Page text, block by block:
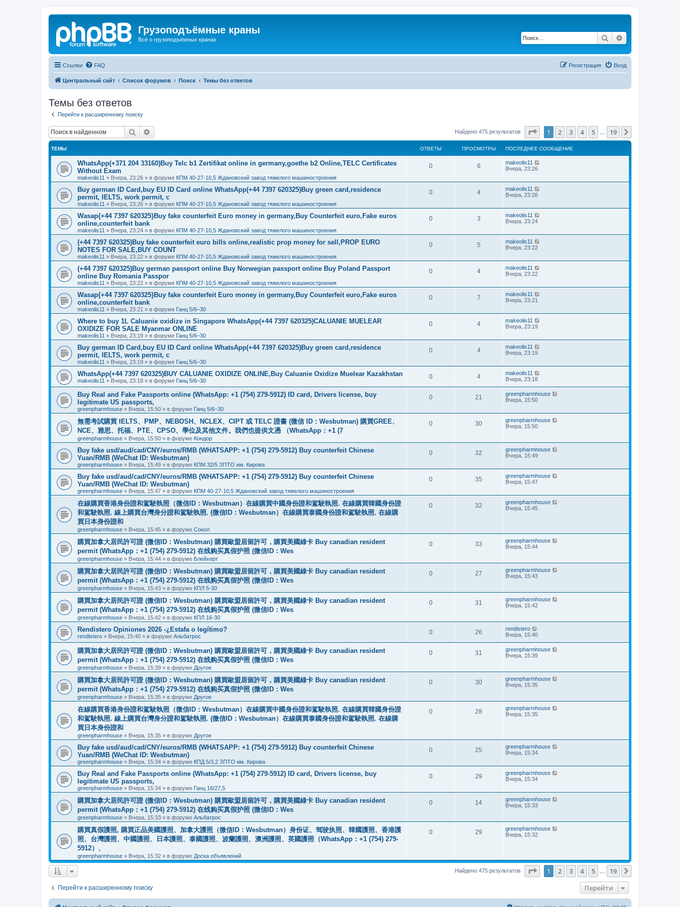
Грузоподъёмные краны
Всё о грузоподъёмных кранах Поиск
Ссылки FAQ Вход
Регистрация
Центральный сайт Список форумов Поиск Темы без ответов
Темы без ответов
Перейти к расширенному поиску
Поиск Найдено 475 результатов Страница1 из 19
1 2 3 4 5 19
ТЕМЫ ОТВЕТЫ ПРОСМОТРЫ ПОСЛЕДНЕЕ СООБЩЕНИЕ
WhatsApp(+371 204 33160)Buy Telc b1 Zertifikat online in germany,goethe b2 Online,TELC Certificates
Without Exam
makeolis11 » Вчера, 23:26 » в форуме КПМ 40-27-10,5 Ждановский завод тяжелого машиностроения
0 6
makeolis11
Вчера, 23:26
Buy german ID Card,buy EU ID Card online WhatsApp(+44 7397 620325)Buy green card,residence
permit, IELTS, work permit, c
makeolis11 » Вчера, 23:26 » в форуме КПМ 40-27-10,5 Ждановский завод тяжелого машиностроения
0 4
makeolis11
Вчера, 23:26
Wasap{+44 7397 620325}Buy fake counterfeit Euro money in germany,Buy Counterfeit euro,Fake euros
online,counterfeit bank
makeolis11 » Вчера, 23:24 » в форуме КПМ 40-27-10,5 Ждановский завод тяжелого машиностроения
0 3
makeolis11
Вчера, 23:24
(+44 7397 620325)Buy fake counterfeit euro bills online,realistic prop money for sell,PROP EURO
NOTES FOR SALE,BUY COUNT
makeolis11 » Вчера, 23:22 » в форуме КПМ 40-27-10,5 Ждановский завод тяжелого машиностроения
0 5
makeolis11
Вчера, 23:22
(+44 7397 620325)Buy german passport online Buy Norwegian passport online Buy Poland Passport
online Buy Romania Passpor
makeolis11 » Вчера, 23:22 » в форуме КПМ 40-27-10,5 Ждановский завод тяжелого машиностроения
0 4
makeolis11
Вчера, 23:22
Wasap{+44 7397 620325}Buy fake counterfeit Euro money in germany,Buy Counterfeit euro,Fake euros
online,counterfeit bank
makeolis11 » Вчера, 23:21 » в форуме Ганц 5/6–30
0 7
makeolis11
Вчера, 23:21
Where to buy 1L Caluanie oxidize in Singapore WhatsApp(+44 7397 620325)CALUANIE MUELEAR
OXIDIZE FOR SALE Myanmar ONLINE
makeolis11 » Вчера, 23:19 » в форуме Ганц 5/6–30
0 4
makeolis11
Вчера, 23:19
Buy german ID Card,buy EU ID Card online WhatsApp(+44 7397 620325)Buy green card,residence
permit, IELTS, work permit, c
makeolis11 » Вчера, 23:19 » в форуме Ганц 5/6–30
0 4
makeolis11
Вчера, 23:19
WhatsApp(+44 7397 620325)BUY CALUANIE OXIDIZE ONLINE,Buy Caluanie Oxidize Muelear Kazakhstan
makeolis11 » Вчера, 23:18 » в форуме Ганц 5/6–30
0 4
makeolis11
Вчера, 23:18
Buy Real and Fake Passports online (WhatsApp: +1 (754) 279-5912) ID card, Drivers license, buy
legitimate US passports,
greenpharmhouse » Вчера, 15:50 » в форуме Ганц 5/6–30
0 21
greenpharmhouse
Вчера, 15:50
無需考試購買 IELTS、PMP、NEBOSH、NCLEX、CIPT 或 TELC 證書 (微信 ID：Wesbutman) 購買GREE、
NCE、雅思、托福、PTE、CPSO、學位及其他文件。我們也提供文憑 （WhatsApp：+1 (7
greenpharmhouse » Вчера, 15:50 » в форуме Кондор
0 30
greenpharmhouse
Вчера, 15:50
Buy fake usd/aud/cad/CNY/euros/RMB (WHATSAPP: +1 (754) 279-5912) Buy counterfeit Chinese
Yuan/RMB (WeChat ID: Wesbutman)
greenpharmhouse » Вчера, 15:49 » в форуме КПМ 32/5 ЗПТО им. Кирова
0 32
greenpharmhouse
Вчера, 15:49
Buy fake usd/aud/cad/CNY/euros/RMB (WHATSAPP: +1 (754) 279-5912) Buy counterfeit Chinese
Yuan/RMB (WeChat ID: Wesbutman)
greenpharmhouse » Вчера, 15:47 » в форуме КПМ 40-27-10,5 Ждановский завод тяжелого машиностроения
0 35
greenpharmhouse
Вчера, 15:47
在線購買香港身份證和駕駛執照（微信ID：Wesbutman）在線購買中國身份證和駕駛執照. 在線購買韓國身份證
和駕駛執照. 線上購買台灣身分證和駕駛執照. (微信ID：Wesbutman）在線購買泰國身份證和駕駛執照. 在線購
買日本身份證和
greenpharmhouse » Вчера, 15:45 » в форуме Сокол
0 32
greenpharmhouse
Вчера, 15:45
購買加拿大居民許可證 (微信ID：Wesbutman) 購買歐盟居留許可，購買美國綠卡 Buy canadian resident
permit (WhatsApp：+1 (754) 279-5912) 在线购买真假护照 (微信ID：Wes
greenpharmhouse » Вчера, 15:44 » в форуме Блейхерт
0 33
greenpharmhouse
Вчера, 15:44
購買加拿大居民許可證 (微信ID：Wesbutman) 購買歐盟居留許可，購買美國綠卡 Buy canadian resident
permit (WhatsApp：+1 (754) 279-5912) 在线购买真假护照 (微信ID：Wes
greenpharmhouse » Вчера, 15:43 » в форуме КПЛ 5-30
0 27
greenpharmhouse
Вчера, 15:43
購買加拿大居民許可證 (微信ID：Wesbutman) 購買歐盟居留許可，購買美國綠卡 Buy canadian resident
permit (WhatsApp：+1 (754) 279-5912) 在线购买真假护照 (微信ID：Wes
greenpharmhouse » Вчера, 15:42 » в форуме КПЛ 16-30
0 31
greenpharmhouse
Вчера, 15:42
Rendistero Opiniones 2026 -¿Estafa o legítimo?
rendistero » Вчера, 15:40 » в форуме Альбатрос
0 26
rendistero
Вчера, 15:40
購買加拿大居民許可證 (微信ID：Wesbutman) 購買歐盟居留許可，購買美國綠卡 Buy canadian resident
permit (WhatsApp：+1 (754) 279-5912) 在线购买真假护照 (微信ID：Wes
greenpharmhouse » Вчера, 15:39 » в форуме Другое
0 31
greenpharmhouse
Вчера, 15:39
購買加拿大居民許可證 (微信ID：Wesbutman) 購買歐盟居留許可，購買美國綠卡 Buy canadian resident
permit (WhatsApp：+1 (754) 279-5912) 在线购买真假护照 (微信ID：Wes
greenpharmhouse » Вчера, 15:35 » в форуме Другое
0 30
greenpharmhouse
Вчера, 15:35
在線購買香港身份證和駕駛執照（微信ID：Wesbutman）在線購買中國身份證和駕駛執照. 在線購買韓國身份證
和駕駛執照. 線上購買台灣身分證和駕駛執照. (微信ID：Wesbutman）在線購買泰國身份證和駕駛執照. 在線購
買日本身份證和
greenpharmhouse » Вчера, 15:35 » в форуме Другое
0 28
greenpharmhouse
Вчера, 15:35
Buy fake usd/aud/cad/CNY/euros/RMB (WHATSAPP: +1 (754) 279-5912) Buy counterfeit Chinese
Yuan/RMB (WeChat ID: Wesbutman)
greenpharmhouse » Вчера, 15:34 » в форуме КПД 5/3,2 ЗПТО им. Кирова
0 25
greenpharmhouse
Вчера, 15:34
Buy Real and Fake Passports online (WhatsApp: +1 (754) 279-5912) ID card, Drivers license, buy
legitimate US passports,
greenpharmhouse » Вчера, 15:34 » в форуме Ганц 16/27,5
0 29
greenpharmhouse
Вчера, 15:34
購買加拿大居民許可證 (微信ID：Wesbutman) 購買歐盟居留許可，購買美國綠卡 Buy canadian resident
permit (WhatsApp：+1 (754) 279-5912) 在线购买真假护照 (微信ID：Wes
greenpharmhouse » Вчера, 15:33 » в форуме Альбатрос
0 14
greenpharmhouse
Вчера, 15:33
購買真假護照, 購買正品美國護照、加拿大護照（微信ID：Wesbutman）身份证、驾驶执照、韓國護照、香港護
照、台灣護照、中國護照、日本護照、泰國護照、波蘭護照、澳洲護照、英國護照（WhatsApp：+1 (754) 279-
5912）、
greenpharmhouse » Вчера, 15:32 » в форуме Доска объявлений
0 29
greenpharmhouse
Вчера, 15:32
Найдено 475 результатов Страница1 из 19
1 2 3 4 5 19
Перейти к расширенному поиску Перейти